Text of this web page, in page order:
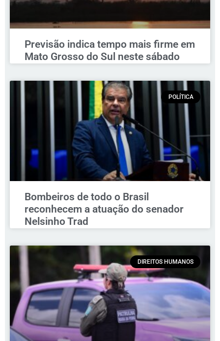
Previsão indica tempo mais firme em
Mato Grosso do Sul neste sábado
POLÍTICA
Bombeiros de todo o Brasil
reconhecem a atuação do senador
Nelsinho Trad
DIREITOS HUMANOS